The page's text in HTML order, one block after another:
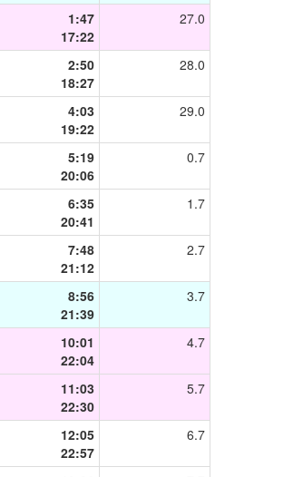
1:47
17:22
27.0
2:50
18:27
28.0
4:03
19:22
29.0
5:19
20:06
0.7
6:35
20:41
1.7
7:48
21:12
2.7
8:56
21:39
3.7
10:01
22:04
4.7
11:03
22:30
5.7
12:05
22:57
6.7